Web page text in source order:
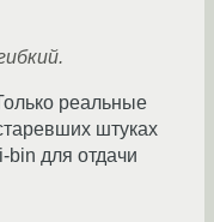
реальные
штуках
bin для отдачи